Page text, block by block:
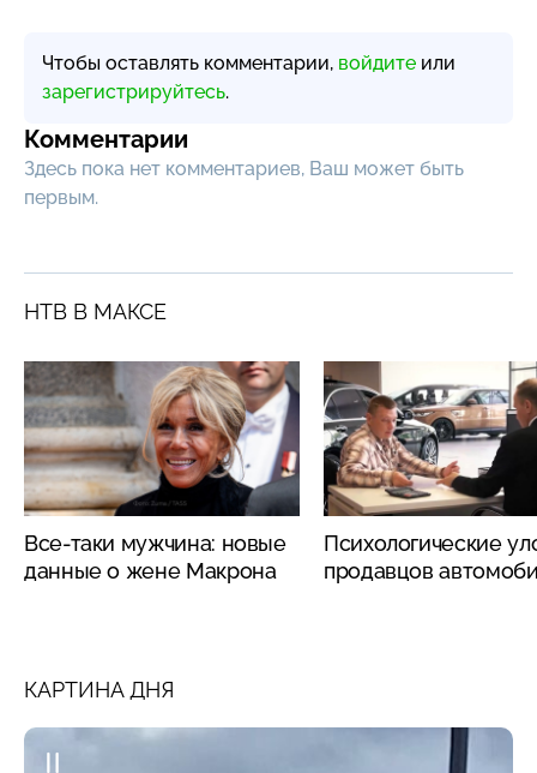
Чтобы оставлять комментарии, войдите или
зарегистрируйтесь.
Комментарии
Здесь пока нет комментариев, Ваш может быть
первым.
НТВ В МАКСЕ
Все-таки мужчина: новые
данные о жене Макрона
Психологические
продавцов
КАРТИНА ДНЯ